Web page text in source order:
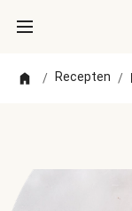
/ Recepten /